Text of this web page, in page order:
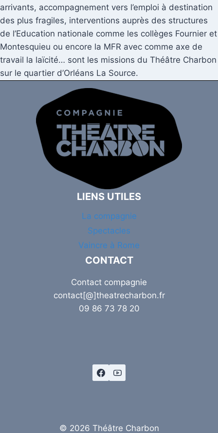
arrivants, accompagnement vers l’emploi à destination
des plus fragiles, interventions auprès des structures
de l’Education nationale comme les collèges Fournier et
Montesquieu ou encore la MFR avec comme axe de
travail la laïcité… sont les missions du Théâtre Charbon
sur le quartier d’Orléans La Source.
LIENS UTILES
La compagnie
Spectacles
Vaincre à Rome
CONTACT
Contact compagnie
contact[@]theatrecharbon.fr
09 86 73 78 20
© 2026 Théâtre Charbon